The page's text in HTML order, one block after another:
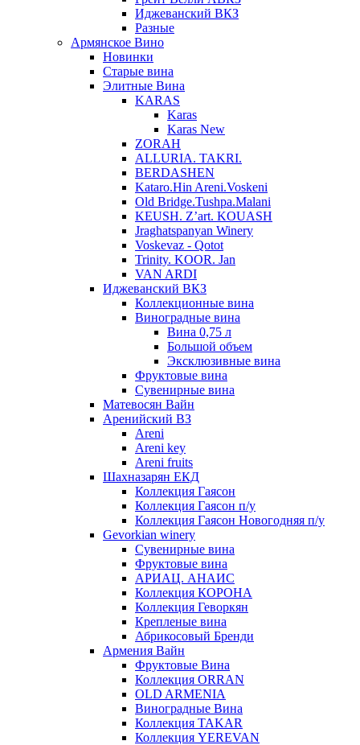
Иджеванский ВКЗ
Разные
Армянское Вино
Новинки
Старые вина
Элитные Вина
KARAS
Karas
Karas New
ZORAH
ALLURIA. TAKRI.
BERDASHEN
Kataro.Hin Areni.Voskeni
Old Bridge.Tushpa.Malani
KEUSH. Z’art. KOUASH
Jraghatspanyan Winery
Voskevaz - Qotot
Trinity. KOOR. Jan
VAN ARDI
Иджеванский ВКЗ
Коллекционные вина
Виноградные вина
Вина 0,75 л
Большой объем
Эксклюзивные вина
Фруктовые вина
Cувенирные вина
Матевосян Вайн
Аренийский ВЗ
Areni
Areni key
Areni fruits
Шахназарян ЕКД
Коллекция Гаясон
Коллекция Гаясон п/у
Коллекция Гаясон Новогодняя п/у
Gevorkian winery
Сувенирные вина
Фруктовые вина
АРИАЦ. АНАИС
Коллекция КОРОНА
Коллекция Геворкян
Крепленые вина
Абрикосовый Бренди
Армения Вайн
Фруктовые Вина
Коллекция ORRAN
OLD ARMENIA
Виноградные Вина
Коллекция TAKAR
Коллекция YEREVAN